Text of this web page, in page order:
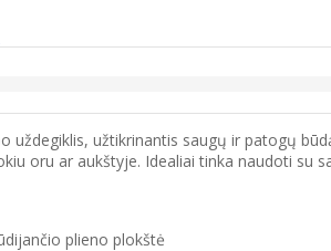
uždegiklis, užtikrinantis saugų ir patogų
oru ar aukštyje. Idealiai tinka naudoti su
plieno plokštė